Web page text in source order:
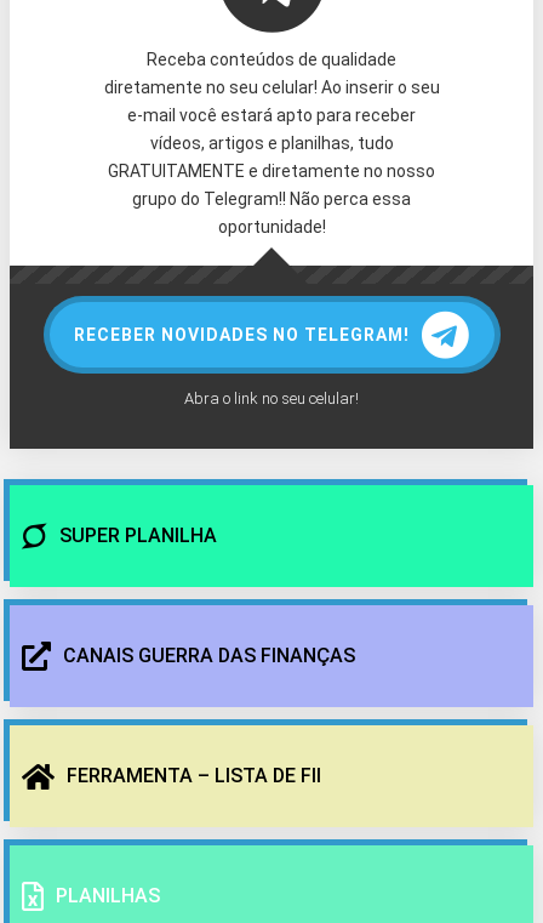
Receba conteúdos de qualidade
diretamente no seu celular! Ao inserir o seu
e-mail você estará apto para receber
vídeos, artigos e planilhas, tudo
GRATUITAMENTE e diretamente no nosso
grupo do Telegram!! Não perca essa
oportunidade!
RECEBER NOVIDADES NO TELEGRAM!
Abra o link no seu celular!
SUPER PLANILHA
CANAIS GUERRA DAS FINANÇAS
FERRAMENTA – LISTA DE FII
PLANILHAS